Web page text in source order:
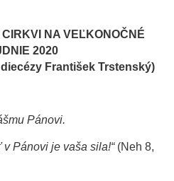
NA VEĽKONOČNÉ
2020
František Trstenský)
Pánovi.
Pánovi je vaša sila!“ (Neh 8,